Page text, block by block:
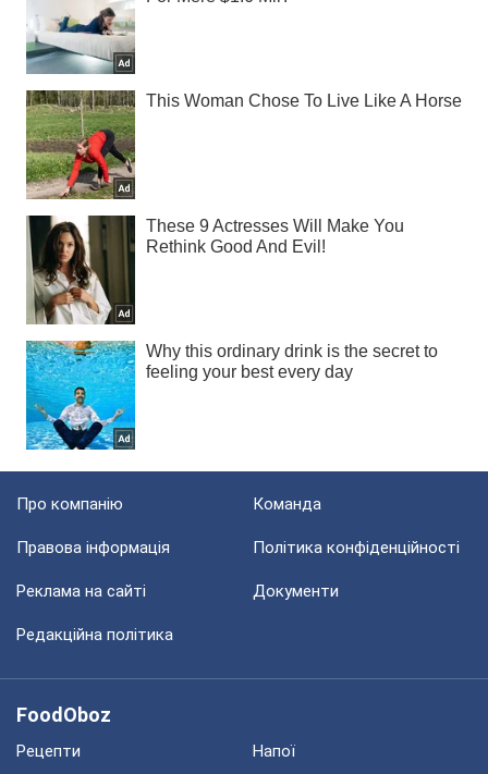
Про компанію Команда
Правова інформація Політика конфіденційності
Реклама на сайті Документи
Редакційна політика
FoodOboz
Рецепти Напої